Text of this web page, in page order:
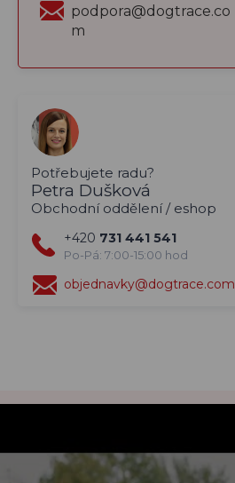
podpora@dogtrace.co
m
Potřebujete radu?
Petra Dušková
Obchodní oddělení / eshop
+420 731 441 541
Po-Pá: 7:00-15:00 hod
objednavky@dogtrace.com